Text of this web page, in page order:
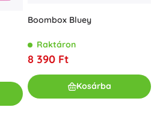
Boombox Bluey
Raktáron
8 390 Ft
Kosárba